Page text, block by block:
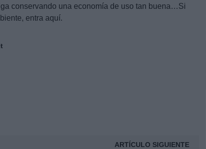
conservando una economía de uso tan buena…Si
entra aquí.
ARTÍCULO SIGUIENTE